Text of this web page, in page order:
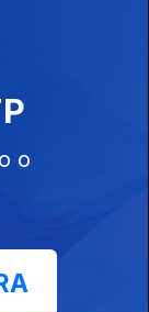
of the U.S.
case of
com uma
sobre
de
o